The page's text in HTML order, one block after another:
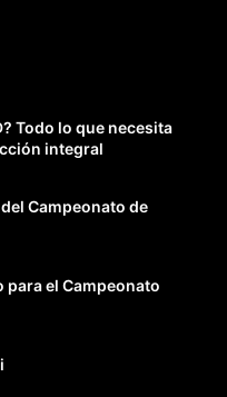
Todo lo que necesita
integral
Campeonato de
el Campeonato